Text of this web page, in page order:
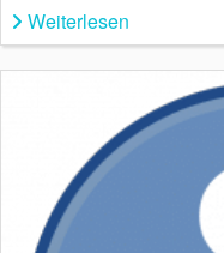
Weiterlesen